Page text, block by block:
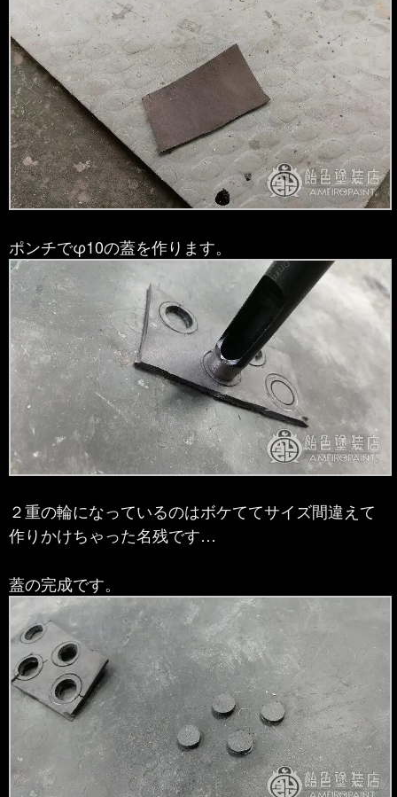
ポンチでφ10の蓋を作ります。
２重の輪になっているのはボケててサイズ間違えて
作りかけちゃった名残です…
蓋の完成です。